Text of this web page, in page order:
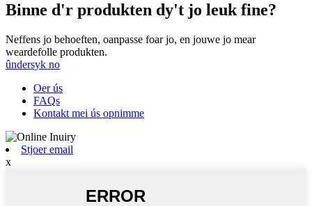
Binne d'r produkten dy't jo leuk fine?
Neffens jo behoeften, oanpasse foar jo, en jouwe jo mear
weardefolle produkten.
ûndersyk no
Oer ús
FAQs
Kontakt mei ús opnimme
Stjoer email
x